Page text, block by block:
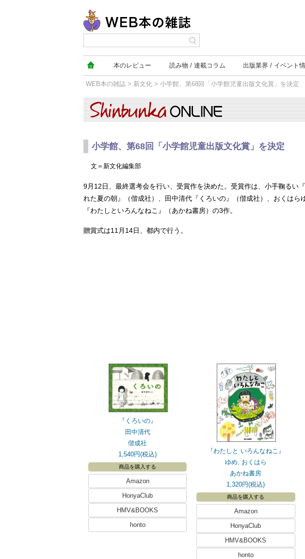
本のレビュー 読み物 連載コラム 出版業界 イベント
WEB本の雑誌 > 新文化 > 小学館、第68回「小学館児童出版文化賞」を決定
小学館、第68回「小学館児童出版文化賞」を決定
文＝新文化編集部
9月12日、最終選考会を行い、受賞作を決めた。受賞作は、小手鞠るい
れた夏の朝』（偕成社）、田中清代『くろいの』（偕成社）、おくはら
『わたしといろんなねこ』（あかね書房）の3作。
贈賞式は11月14日、都内で行う。
『くろいの』
田中清代
偕成社
1,540円(税込)
商品を購入する
Amazon
HonyaClub
HMV&BOOKS
honto
『わたしと いろんなねこ』
ゆめ, おくはら
あかね書房
1,320円(税込)
商品を購入する
Amazon
HonyaClub
HMV&BOOKS
honto